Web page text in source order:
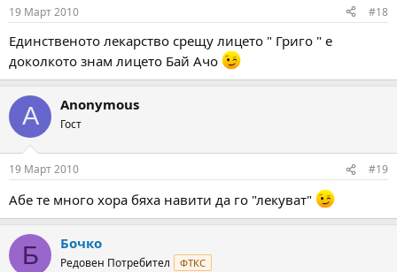
19 Март 2010 #18
Единственото лекарство срещу лицето " Григо " е
доколкото знам лицето Бай Ачо
A Anonymous
Гост
19 Март 2010 #19
Абе те много хора бяха навити да го "лекуват"
Б Бочко
Редовен Потребител ФТКС